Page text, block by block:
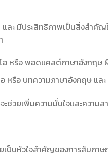
และ มีประสิทธิภาพเป็นสิ่งสำ
อ หรือ พอดแคสต์ภาษาอังกฤษ
หรือ บทความภาษาอังกฤษ แล
ะช่วยเพิ่มความมั่นใจและความ
เป็นหัวใจสำคัญของการสัมภา